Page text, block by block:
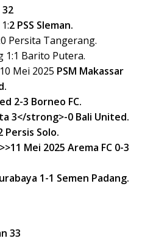
2 PSS Sleman.
Persita Tangerang.
1:1 Barito Putera.
Mei 2025 PSM Makassar
2-3 Borneo FC.
3</strong>-0 Bali United.
Persis Solo.
Mei 2025 Arema FC 0-3
1-1 Semen Padang.
33